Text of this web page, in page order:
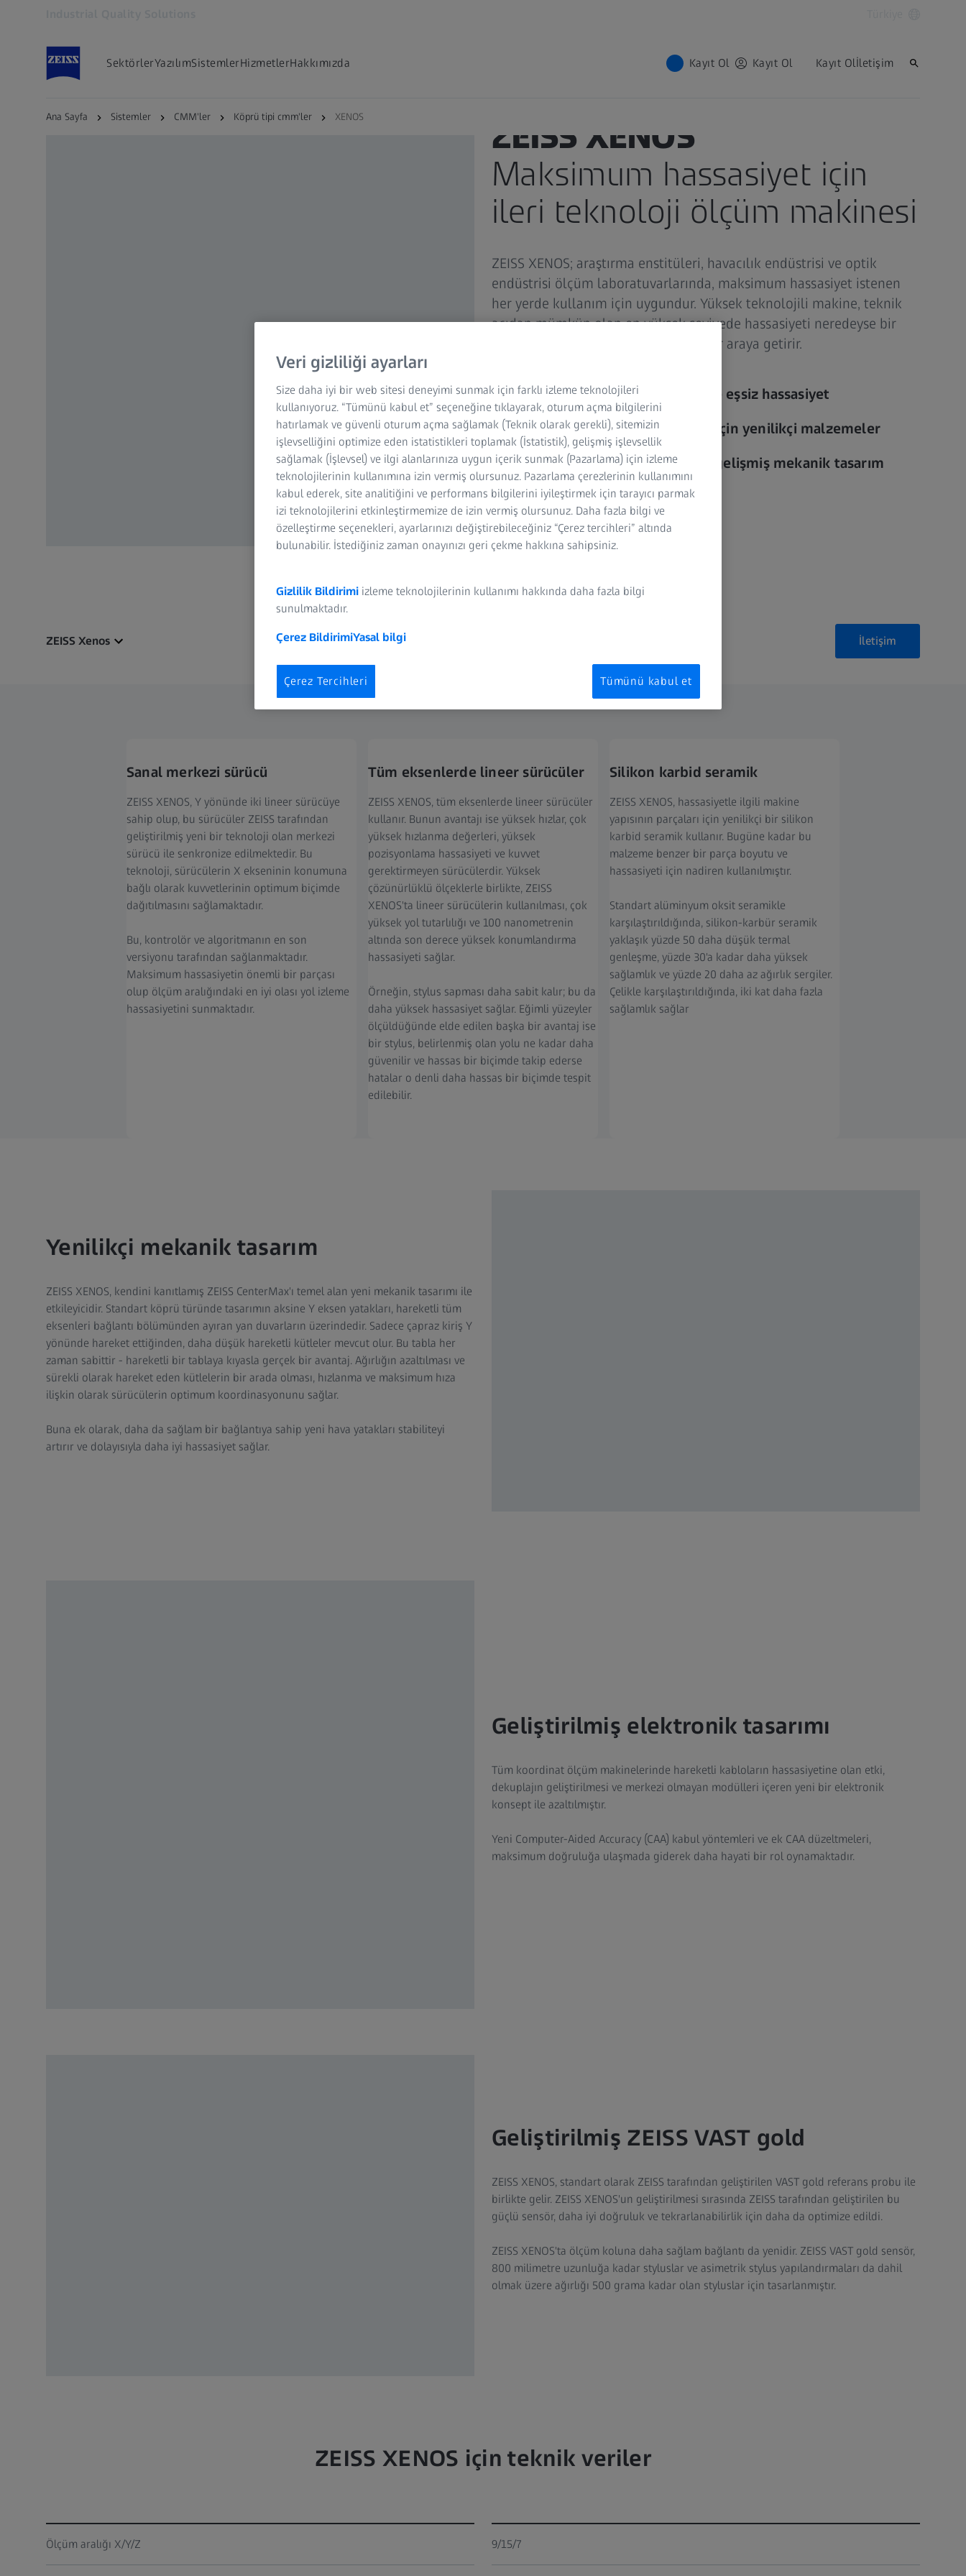
SektörlerYazılımSistemlerHizmetlerHakkımızda Kayıt Ol Kayıt Ol Kayıt Olİletişim
Ana Sayfa Sistemler CMM'ler Köprü tipi cmm'ler XENOS
ZEISS XENOS
Maksimum hassasiyet için
ileri teknoloji ölçüm makinesi
ZEISS XENOS; araştırma enstitüleri, havacılık endüstrisi ve optik
endüstrisi ölçüm laboratuvarlarında, maksimum hassasiyet istenen
her yerde kullanım için uygundur. Yüksek teknolojili makine, teknik
açıdan mümkün olan en yüksek seviyede hassasiyeti neredeyse bir
metreküp ölçüm aralığı özelliğiyle bir araya getirir.
0,2 + L/1000 µm hassasiyet ile eşsiz hassasiyet
Termal stabilite ve sağlamlık için yenilikçi malzemeler
Tutarlı ölçüm hassasiyeti için gelişmiş mekanik tasarım
ZEISS Xenos İletişim
Sanal merkezi sürücü
ZEISS XENOS, Y yönünde iki lineer sürücüye
sahip olup, bu sürücüler ZEISS tarafından
geliştirilmiş yeni bir teknoloji olan merkezi
sürücü ile senkronize edilmektedir. Bu
teknoloji, sürücülerin X ekseninin konumuna
bağlı olarak kuvvetlerinin optimum biçimde
dağıtılmasını sağlamaktadır.
Bu, kontrolör ve algoritmanın en son
versiyonu tarafından sağlanmaktadır.
Maksimum hassasiyetin önemli bir parçası
olup ölçüm aralığındaki en iyi olası yol izleme
hassasiyetini sunmaktadır.
Tüm eksenlerde lineer sürücüler
ZEISS XENOS, tüm eksenlerde lineer sürücüler
kullanır. Bunun avantajı ise yüksek hızlar, çok
yüksek hızlanma değerleri, yüksek
pozisyonlama hassasiyeti ve kuvvet
gerektirmeyen sürücülerdir. Yüksek
çözünürlüklü ölçeklerle birlikte, ZEISS
XENOS'ta lineer sürücülerin kullanılması, çok
yüksek yol tutarlılığı ve 100 nanometrenin
altında son derece yüksek konumlandırma
hassasiyeti sağlar.
Örneğin, stylus sapması daha sabit kalır; bu da
daha yüksek hassasiyet sağlar. Eğimli yüzeyler
ölçüldüğünde elde edilen başka bir avantaj ise
bir stylus, belirlenmiş olan yolu ne kadar daha
güvenilir ve hassas bir biçimde takip ederse
hatalar o denli daha hassas bir biçimde tespit
edilebilir.
Silikon karbid seramik
ZEISS XENOS, hassasiyetle ilgili makine
yapısının parçaları için yenilikçi bir silikon
karbid seramik kullanır. Bugüne kadar bu
malzeme benzer bir parça boyutu ve
hassasiyeti için nadiren kullanılmıştır.
Standart alüminyum oksit seramikle
karşılaştırıldığında, silikon-karbür seramik
yaklaşık yüzde 50 daha düşük termal
genleşme, yüzde 30'a kadar daha yüksek
sağlamlık ve yüzde 20 daha az ağırlık sergiler.
Çelikle karşılaştırıldığında, iki kat daha fazla
sağlamlık sağlar
Yenilikçi mekanik tasarım
ZEISS XENOS, kendini kanıtlamış ZEISS CenterMax'ı temel alan yeni mekanik tasarımı ile
etkileyicidir. Standart köprü türünde tasarımın aksine Y eksen yatakları, hareketli tüm
eksenleri bağlantı bölümünden ayıran yan duvarların üzerindedir. Sadece çapraz kiriş Y
yönünde hareket ettiğinden, daha düşük hareketli kütleler mevcut olur. Bu tabla her
zaman sabittir - hareketli bir tablaya kıyasla gerçek bir avantaj. Ağırlığın azaltılması ve
sürekli olarak hareket eden kütlelerin bir arada olması, hızlanma ve maksimum hıza
ilişkin olarak sürücülerin optimum koordinasyonunu sağlar.
Buna ek olarak, daha da sağlam bir bağlantıya sahip yeni hava yatakları stabiliteyi
artırır ve dolayısıyla daha iyi hassasiyet sağlar.
Geliştirilmiş elektronik tasarımı
Tüm koordinat ölçüm makinelerinde hareketli kabloların hassasiyetine olan etki,
dekuplajın geliştirilmesi ve merkezi olmayan modülleri içeren yeni bir elektronik
konsept ile azaltılmıştır.
Yeni Computer-Aided Accuracy (CAA) kabul yöntemleri ve ek CAA düzeltmeleri,
maksimum doğruluğa ulaşmada giderek daha hayati bir rol oynamaktadır.
Geliştirilmiş ZEISS VAST gold
ZEISS XENOS, standart olarak ZEISS tarafından geliştirilen VAST gold referans probu ile
birlikte gelir. ZEISS XENOS'un geliştirilmesi sırasında ZEISS tarafından geliştirilen bu
güçlü sensör, daha iyi doğruluk ve tekrarlanabilirlik için daha da optimize edildi.
ZEISS XENOS'ta ölçüm koluna daha sağlam bağlantı da yenidir. ZEISS VAST gold sensör,
800 milimetre uzunluğa kadar styluslar ve asimetrik stylus yapılandırmaları da dahil
olmak üzere ağırlığı 500 grama kadar olan styluslar için tasarlanmıştır.
ZEISS XENOS için teknik veriler
Ölçüm aralığı X/Y/Z 9/15/7
Veri gizliliği ayarları
Size daha iyi bir web sitesi deneyimi sunmak için farklı izleme teknolojileri
kullanıyoruz. “Tümünü kabul et” seçeneğine tıklayarak, oturum açma bilgilerini
hatırlamak ve güvenli oturum açma sağlamak (Teknik olarak gerekli), sitemizin
işlevselliğini optimize eden istatistikleri toplamak (İstatistik), gelişmiş işlevsellik
sağlamak (İşlevsel) ve ilgi alanlarınıza uygun içerik sunmak (Pazarlama) için izleme
teknolojilerinin kullanımına izin vermiş olursunuz. Pazarlama çerezlerinin kullanımını
kabul ederek, site analitiğini ve performans bilgilerini iyileştirmek için tarayıcı parmak
izi teknolojilerini etkinleştirmemize de izin vermiş olursunuz. Daha fazla bilgi ve
özelleştirme seçenekleri, ayarlarınızı değiştirebileceğiniz “Çerez tercihleri” altında
bulunabilir. İstediğiniz zaman onayınızı geri çekme hakkına sahipsiniz.
Gizlilik Bildirimi izleme teknolojilerinin kullanımı hakkında daha fazla bilgi
sunulmaktadır.
Çerez BildirimiYasal bilgi
Çerez Tercihleri Tümünü kabul et